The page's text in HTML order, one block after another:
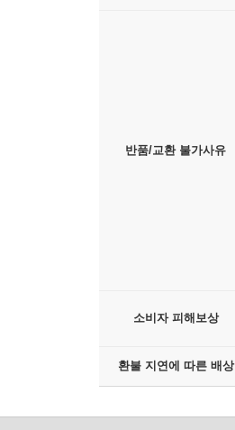
반품/교환 불가사유
소비자 피해보상
환불 지연에 따른 배상